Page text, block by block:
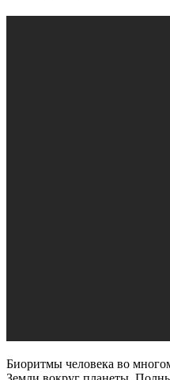
Биоритмы человека во